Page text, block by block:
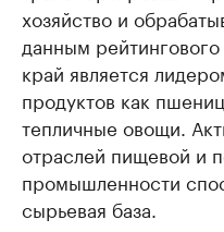
хозяйство и
данным
край является
продуктов как
тепличные овощи.
отраслей пищевой и
промышленности
сырьевая база.